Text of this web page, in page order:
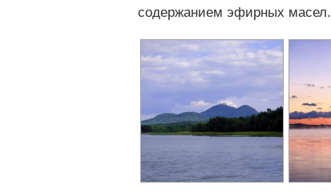
содержанием эфирных масел.